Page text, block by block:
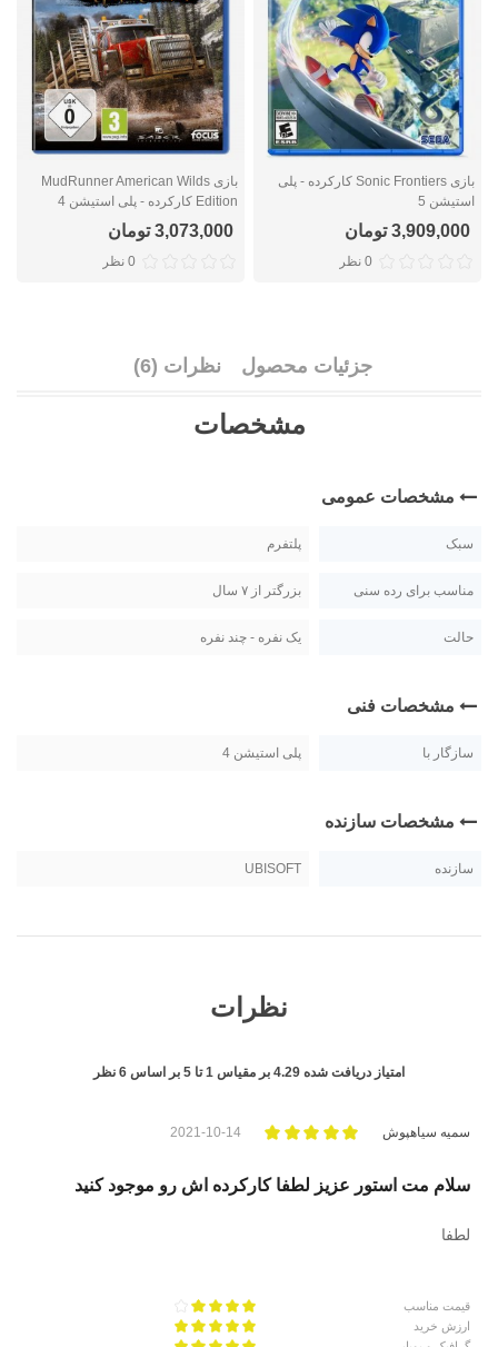
بازی Sonic Frontiers کارکرده - پلی
استیشن 5
3,909,000 تومان
0 نظر
بازی MudRunner American Wilds
Edition کارکرده - پلی استیشن 4
3,073,000 تومان
0 نظر
جزئیات محصول نظرات (6)
مشخصات
مشخصات عمومی
سبک پلتفرم
مناسب برای رده سنی بزرگتر از ۷ سال
حالت یک نفره - چند نفره
مشخصات فنی
سازگار با پلی استیشن 4
مشخصات سازنده
سازنده UBISOFT
نظرات
امتیاز دریافت شده 4.29 بر مقیاس 1تا 5 بر اساس 6 نظر
سمیه سیاهپوش 2021-10-14
سلام مت استور عزیز لطفا کارکرده اش رو موجود کنید
لطفا
قیمت مناسب
ارزش خرید